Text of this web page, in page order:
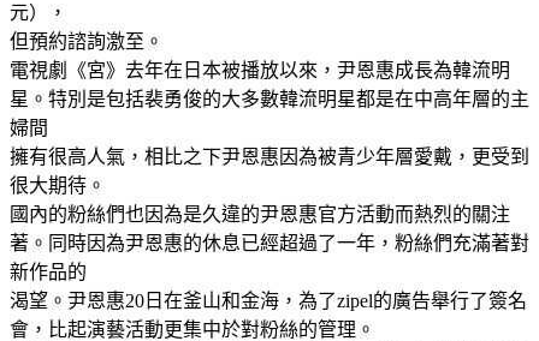
元），
但預約諮詢激至。
電視劇《宮》去年在日本被播放以來，尹恩惠成長為韓流明
星。特別是包括裴勇俊的大多數韓流明星都是在中高年層的主
婦間
擁有很高人氣，相比之下尹恩惠因為被青少年層愛戴，更受到
很大期待。
國內的粉絲們也因為是久違的尹恩惠官方活動而熱烈的關注
著。同時因為尹恩惠的休息已經超過了一年，粉絲們充滿著對
新作品的
渴望。尹恩惠20日在釜山和金海，為了zipel的廣告舉行了簽名
會，比起演藝活動更集中於對粉絲的管理。